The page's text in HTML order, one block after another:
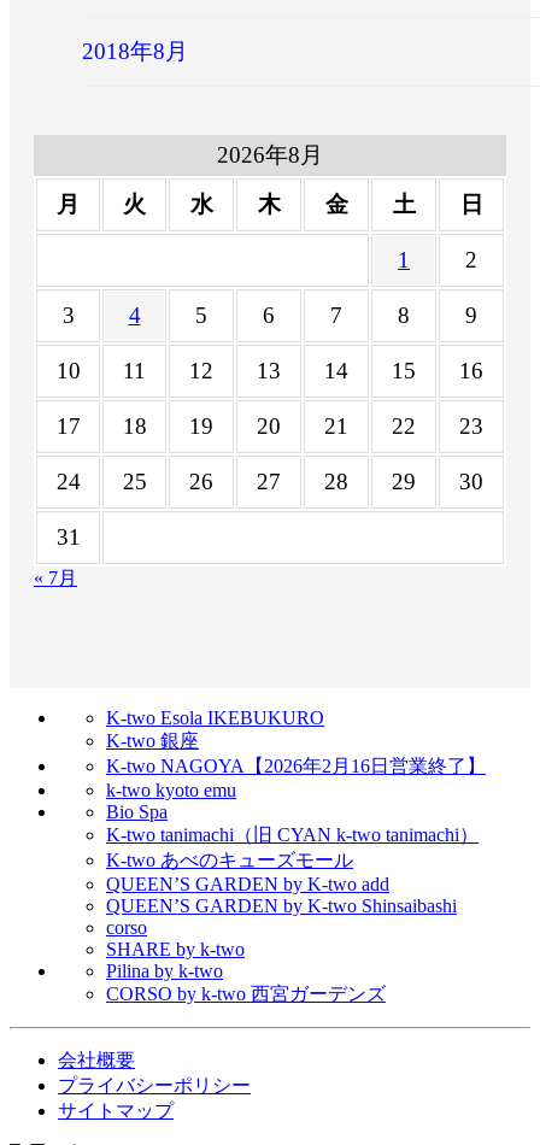
2018年8月
2026年8月
月
火 水 木 金 土 日
1 2
3 4 5 6 7 8 9
10 11 12 13 14 15 16
17 18 19 20 21 22 23
24 25 26 27 28 29 30
31
« 7月
K-two Esola IKEBUKURO
K-two 銀座
K-two NAGOYA【2026年2月16日営業終了】
k-two kyoto emu
Bio Spa
K-two tanimachi（旧 CYAN k-two tanimachi）
K-two あべのキューズモール
QUEEN’S GARDEN by K-two add
QUEEN’S GARDEN by K-two Shinsaibashi
corso
SHARE by k-two
Pilina by k-two
CORSO by k-two 西宮ガーデンズ
会社概要
プライバシーポリシー
サイトマップ